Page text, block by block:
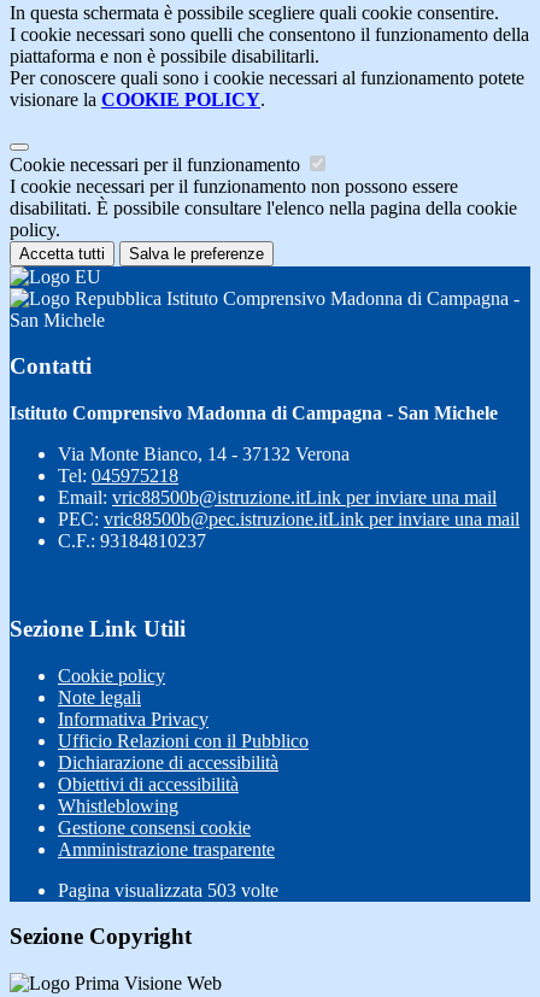
In questa schermata è possibile scegliere quali cookie consentire.
I cookie necessari sono quelli che consentono il funzionamento della
piattaforma e non è possibile disabilitarli.
Per conoscere quali sono i cookie necessari al funzionamento potete
visionare la COOKIE POLICY.
Cookie necessari per il funzionamento
I cookie necessari per il funzionamento non possono essere
disabilitati. È possibile consultare l'elenco nella pagina della cookie
policy.
Accetta tutti Salva le preferenze
Istituto Comprensivo Madonna di Campagna -
San Michele
Contatti
Istituto Comprensivo Madonna di Campagna - San Michele
Via Monte Bianco, 14 - 37132 Verona
Tel: 045975218
Email: vric88500b@istruzione.itLink per inviare una mail
PEC: vric88500b@pec.istruzione.itLink per inviare una mail
C.F.: 93184810237
Sezione Link Utili
Cookie policy
Note legali
Informativa Privacy
Ufficio Relazioni con il Pubblico
Dichiarazione di accessibilità
Obiettivi di accessibilità
Whistleblowing
Gestione consensi cookie
Amministrazione trasparente
Pagina visualizzata 503 volte
Sezione Copyright